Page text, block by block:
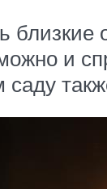
и